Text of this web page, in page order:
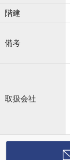
階建
備考
取扱会社